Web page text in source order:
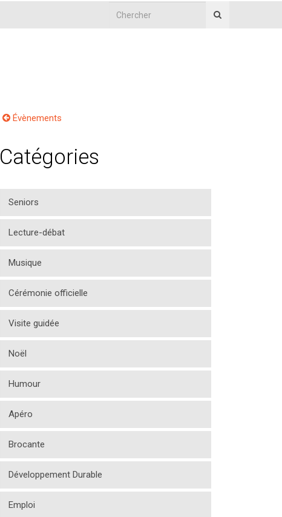
Évènements
Catégories
Seniors
Lecture-débat
Musique
Cérémonie officielle
Visite guidée
Noël
Humour
Apéro
Brocante
Développement Durable
Emploi